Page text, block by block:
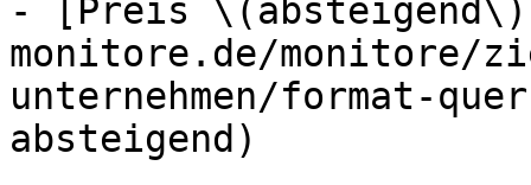
- [Preis
monitore.de/monitore/
unternehmen/format-